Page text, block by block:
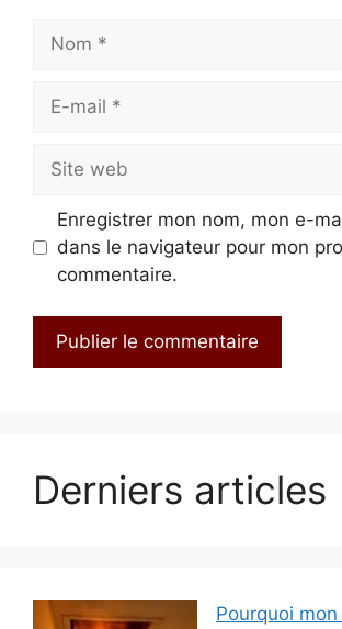
mail
web
Enregistrer mon nom, mon e-
dans le navigateur pour mon
commentaire.
Derniers articles
Pourquoi